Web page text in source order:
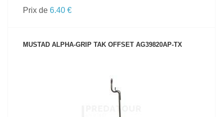
Prix de 6.40 €
MUSTAD ALPHA-GRIP TAK OFFSET AG39820AP-TX
VOIR LE PRODUIT